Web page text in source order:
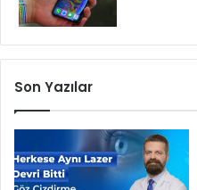
Son Yazılar